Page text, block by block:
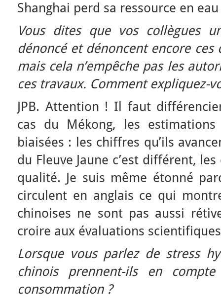
Shanghai perd sa ressource en
Vous dites que vos collègues
dénoncé et dénoncent encore
mais cela n’empêche pas les
ces travaux. Comment expliquez-
JPB. Attention ! Il faut
cas du Mékong, les
biaisées : les chiffres qu’ils
du Fleuve Jaune c’est différent,
qualité. Je suis même étonné
circulent en anglais ce qui
chinoises ne sont pas aussi
croire aux évaluations
Lorsque vous parlez de stress
chinois prennent-ils en
consommation ?